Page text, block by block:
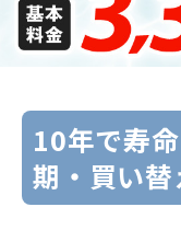
10年で寿
期・買い